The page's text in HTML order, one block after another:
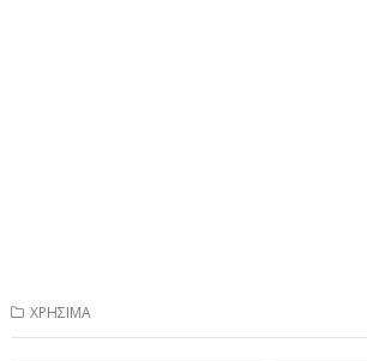
ΧΡΗΣΙΜΑ